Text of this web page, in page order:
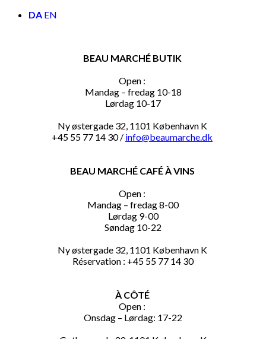
DA EN
BEAU MARCHÉ BUTIK
Open :
Mandag – fredag 10-18
Lørdag 10-17
Ny østergade 32, 1101 København K
+45 55 77 14 30 / info@beaumarche.dk
BEAU MARCHÉ CAFÉ À VINS
Open :
Mandag – fredag 8-00
Lørdag 9-00
Søndag 10-22
Ny østergade 32, 1101 København K
Réservation : +45 55 77 14 30
À CÔTÉ
Open :
Onsdag – Lørdag: 17-22